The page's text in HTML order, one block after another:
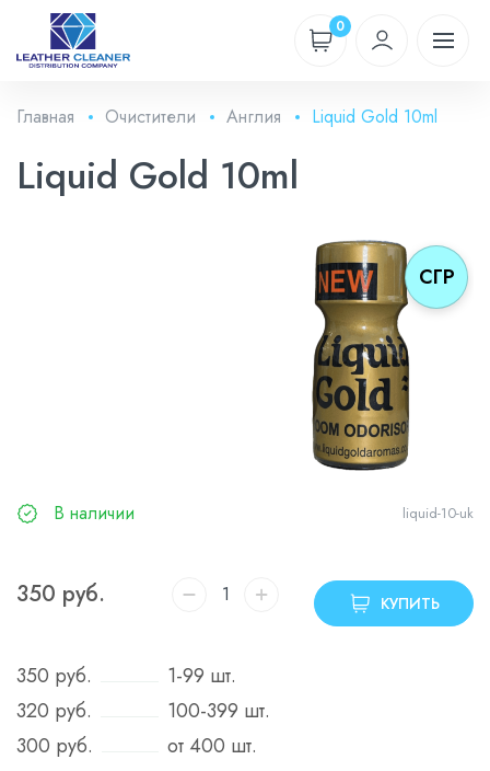
0
Главная Очистители Англия Liquid Gold 10ml
Liquid Gold 10ml
СГР
В наличии liquid-10-uk
350 руб. КУПИТЬ
350 руб.
1-99 шт.
320 руб.
100-399 шт.
300 руб. от 400 шт.